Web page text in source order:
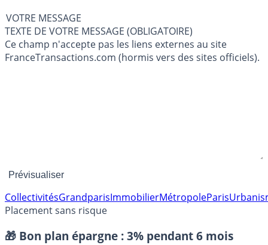
VOTRE MESSAGE
TEXTE DE VOTRE MESSAGE (OBLIGATOIRE)
Ce champ n'accepte pas les liens externes au site
FranceTransactions.com (hormis vers des sites officiels).
CollectivitésGrandparis
Placement sans risque